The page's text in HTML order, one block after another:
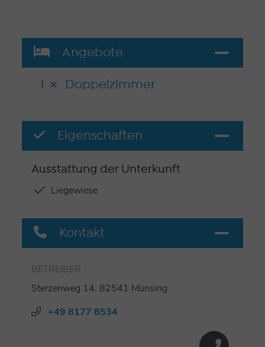
Angebote
1
Doppelzimmer
Eigenschaften
Ausstattung der Unterkunft
Liegewiese
Kontakt
BETREIBER
Sterzenweg 14, 82541 Münsing
+49 8177 8534